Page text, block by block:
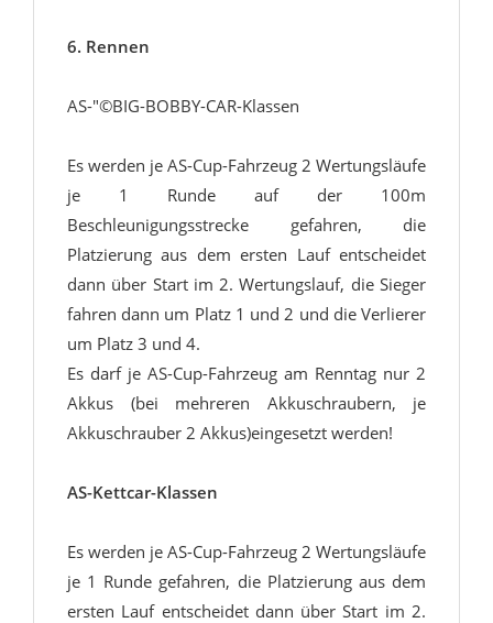
6. Rennen
AS-"©BIG-BOBBY-CAR-Klassen
Es werden je AS-Cup-Fahrzeug 2 Wertungsläufe
je 1 Runde auf der 100m
Beschleunigungsstrecke gefahren, die
Platzierung aus dem ersten Lauf entscheidet
dann über Start im 2. Wertungslauf, die Sieger
fahren dann um Platz 1 und 2 und die Verlierer
um Platz 3 und 4.
Es darf je AS-Cup-Fahrzeug am Renntag nur 2
Akkus (bei mehreren Akkuschraubern, je
Akkuschrauber 2 Akkus)eingesetzt werden!
AS-Kettcar-Klassen
Es werden je AS-Cup-Fahrzeug 2 Wertungsläufe
je 1 Runde gefahren, die Platzierung aus dem
ersten Lauf entscheidet dann über Start im 2.